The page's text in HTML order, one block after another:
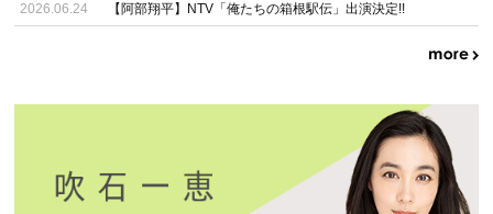
2026.06.24 【阿部翔平】NTV「俺たちの箱根駅伝」出演決定!!